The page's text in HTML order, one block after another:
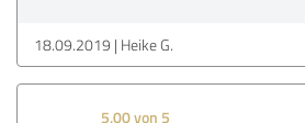
18.09.2019 Heike G.
5,00 von 5